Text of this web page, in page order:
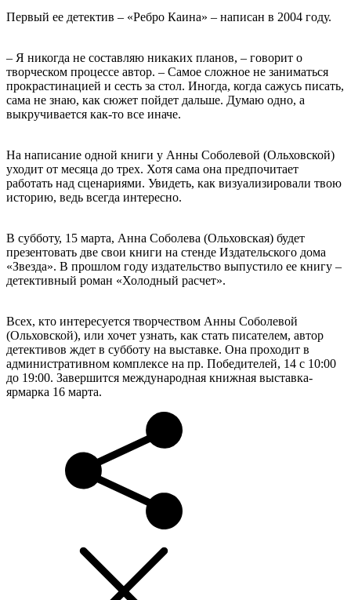
Первый ее детектив – «Ребро Каина» – написан в 2004 году.
– Я никогда не составляю никаких планов, – говорит о
творческом процессе автор. – Самое сложное не заниматься
прокрастинацией и сесть за стол. Иногда, когда сажусь писать,
сама не знаю, как сюжет пойдет дальше. Думаю одно, а
выкручивается как-то все иначе.
На написание одной книги у Анны Соболевой (Ольховской)
уходит от месяца до трех. Хотя сама она предпочитает
работать над сценариями. Увидеть, как визуализировали твою
историю, ведь всегда интересно.
В субботу, 15 марта, Анна Соболева (Ольховская) будет
презентовать две свои книги на стенде Издательского дома
«Звезда». В прошлом году издательство выпустило ее книгу –
детективный роман «Холодный расчет».
Всех, кто интересуется творчеством Анны Соболевой
(Ольховской), или хочет узнать, как стать писателем, автор
детективов ждет в субботу на выставке. Она проходит в
административном комплексе на пр. Победителей, 14 с 10:00
до 19:00. Завершится международная книжная выставка-
ярмарка 16 марта.